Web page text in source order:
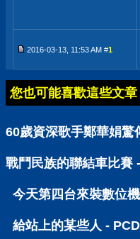
2016-03-13, 11:53 AM #1
您也可能喜歡這些文章
60歲資深歌手鄭華娟驚
戰鬥民族的聯結車比賽
今天第四台來裝數位
給站上的某些人 -